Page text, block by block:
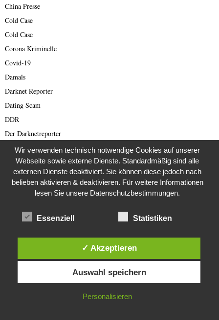
China Presse
Cold Case
Cold Case
Corona Kriminelle
Covid-19
Damals
Darknet Reporter
Dating Scam
DDR
Der Darknetreporter
Deutsche Politik
Deutschland
Diabetes
Die Stem van die Apartheid
Editor's Picks
English Scam
Diese Website verwendet Cookies. Durch die weitere Nutzung dieser
Website stimmst du der Verwendung von Cookies zu.
IN ORDNUNG
Wir verwenden technisch notwendige Cookies auf unserer
Webseite sowie externe Dienste. Standardmäßig sind alle
externen Dienste deaktiviert. Sie können diese jedoch nach
belieben aktivieren & deaktivieren. Für weitere Informationen
lesen Sie unsere Datenschutzbestimmungen.
Essenziell Statistiken
✓ Akzeptieren
Auswahl speichern
Personalisieren